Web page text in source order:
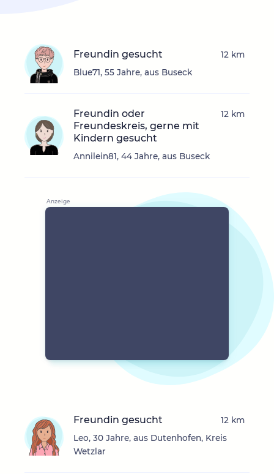
Freundin gesucht
Blue71, 55 Jahre, aus Buseck
12 km
Freundin oder
Freundeskreis, gerne mit
Kindern gesucht
Annilein81, 44 Jahre, aus Buseck
12 km
Freundin gesucht
Leo, 30 Jahre, aus Dutenhofen, Kreis
Wetzlar
12 km